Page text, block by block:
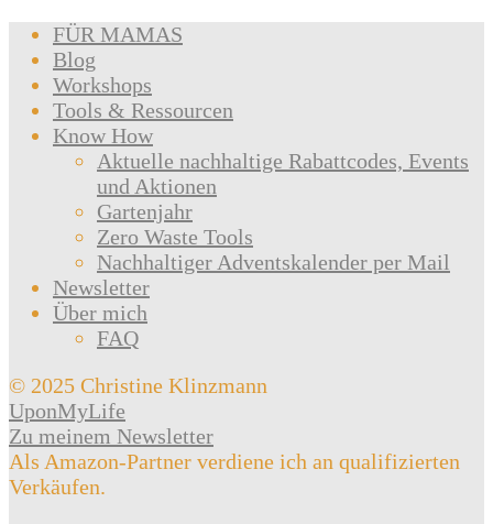
FÜR MAMAS
Blog
Workshops
Tools & Ressourcen
Know How
Aktuelle nachhaltige Rabattcodes, Events
und Aktionen
Gartenjahr
Zero Waste Tools
Nachhaltiger Adventskalender per Mail
Newsletter
Über mich
FAQ
© 2025 Christine Klinzmann
UponMyLife
Zu meinem Newsletter
Als Amazon-Partner verdiene ich an qualifizierten
Verkäufen.